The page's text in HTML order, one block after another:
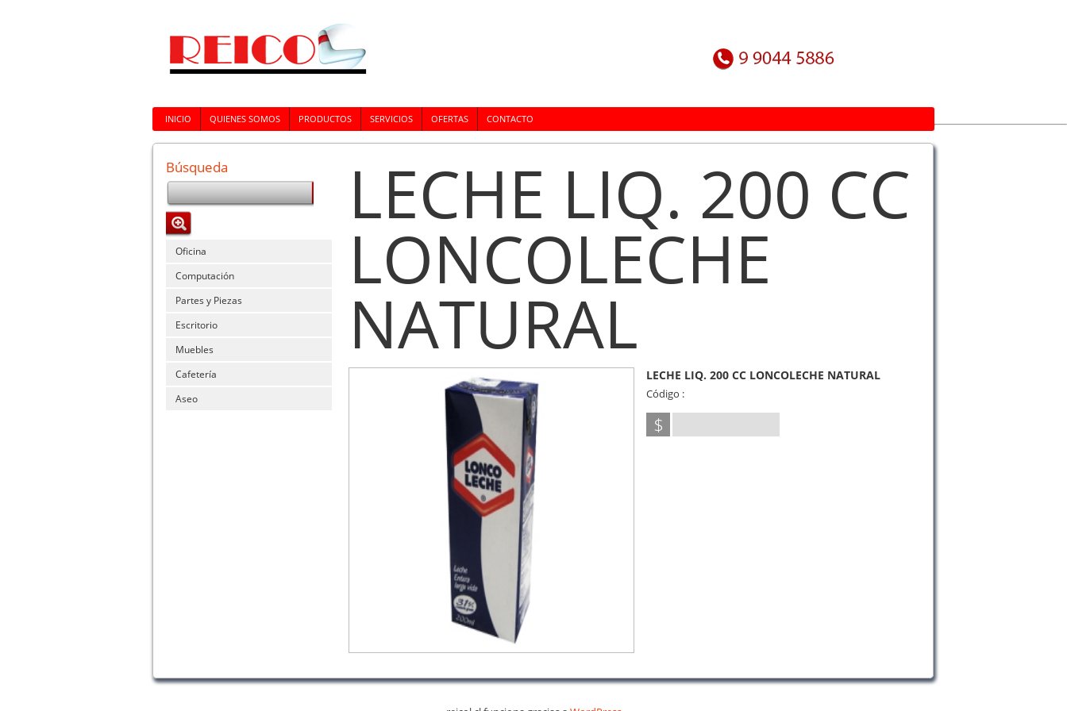
INICIO QUIENES SOMOS PRODUCTOS SERVICIOS OFERTAS CONTACTO
Búsqueda
Oficina
Computación
Partes y Piezas
Escritorio
Muebles
Cafetería
Aseo
LECHE LIQ. 200 CC
LONCOLECHE
NATURAL
LECHE LIQ. 200 CC LONCOLECHE NATURAL
Código :
$